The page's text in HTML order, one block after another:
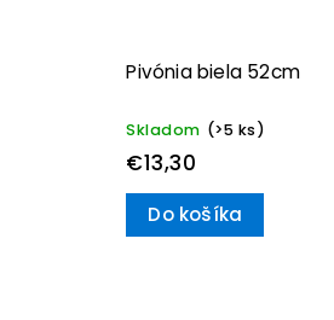
Pivónia biela 52cm
Skladom (>5 ks)
€13,30
Do košíka